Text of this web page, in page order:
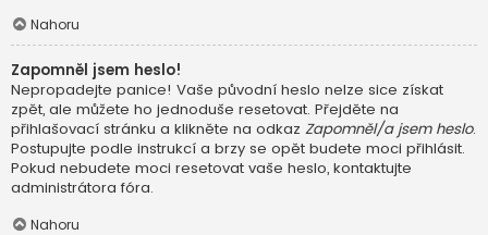
Nahoru
Zapomněl jsem heslo!
Nepropadejte panice! Vaše původní heslo nelze sice získat
zpět, ale můžete ho jednoduše resetovat. Přejděte na
přihlašovací stránku a klikněte na odkaz Zapomněl/a jsem heslo.
Postupujte podle instrukcí a brzy se opět budete moci přihlásit.
Pokud nebudete moci resetovat vaše heslo, kontaktujte
administrátora fóra.
Nahoru